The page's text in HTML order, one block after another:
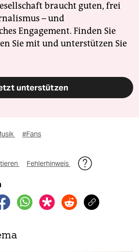
braucht guten, frei
– und
Engagement. Finden Sie
Sie mit und unterstützen Sie
unterstützen
#Fans
Fehlerhinweis